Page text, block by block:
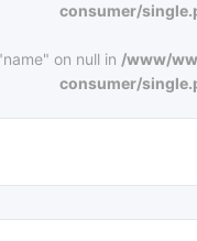
consumer/
on null in /www/
consumer/